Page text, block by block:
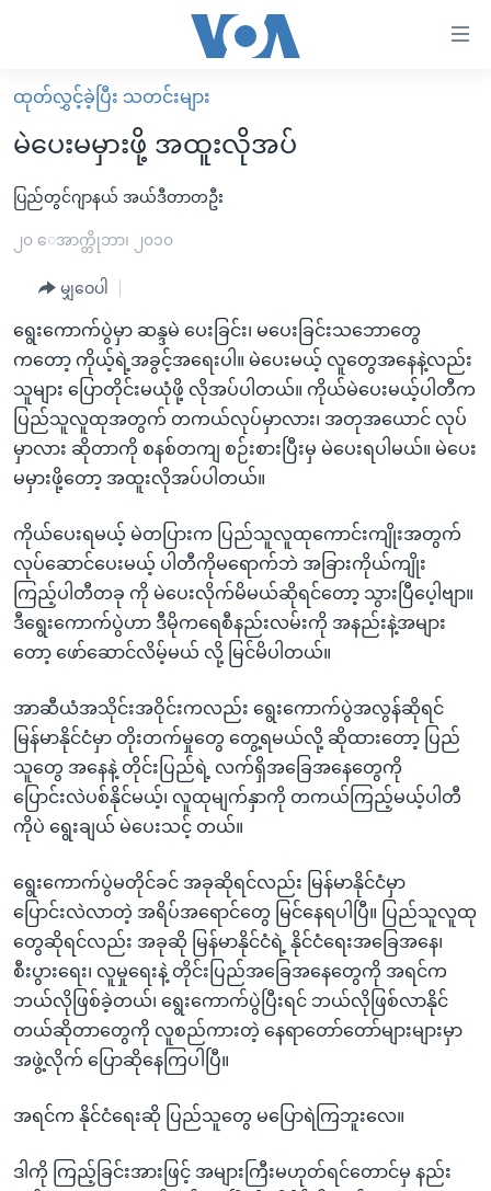
လွယ်ကူ
စေ
Link
များ
အကြောင်းအရာ
ကြည့်
ရန်
ပင်မ
ညွန်း
စာမျက်နှာ
သို့
ကျော်
ကြည့်
ရှာဖွေ
ရန်
နေရာ
သို့
ကျော်
မူလစာမျက်နှာ
မြန်မာ
ကမ္ဘာ့သတင်းများ
နိုင်ငံတကာ
အစ္စရေး-ပါလက်စတိုင်း
ဗွီဒီယို
အင်္ဂလိပ်စာလေ့လာမယ်
အမေရိကန်သုံးအီဒီယံ
မကြေးမုံရဲ့ အင်္ဂလိပ်စာ
ရုပ်ရှင်ထဲက အင်္ဂလိပ်စာ
အပတ်စဉ်ကဏ္ဍများ
ရေဒီယို
တီဗွီ
ရေဒီယိုနှင့်ရုပ်သံ အချက်အလက်များ
ရေဒီယို/တီဗွီအစီအစဉ်
Learning English
ဗွီအိုအေ လူမှုကွန်ယက်များ
ဘာသာစကားများ
ထုတ်လွှင့်ခဲ့ပြီး သတင်းများ
မဲပေးမမှားဖို့ အထူးလိုအပ်
ပြည်တွင်ဂျာနယ် အယ်ဒီတာတဦး
၂၀ ေအာက္တိုဘာ၊ ၂၀၁၀
မျှဝေပါ
ရွေးကောက်ပွဲမှာ ဆန္ဒမဲ ပေးခြင်း၊ မပေးခြင်းသဘောတွေ
ကတော့ ကိုယ့်ရဲ့အခွင့်အရေးပါ။ မဲပေးမယ့် လူတွေအနေနဲ့လည်း
သူများ ပြောတိုင်းမယုံဖို့ လိုအပ်ပါတယ်။ ကိုယ်မဲပေးမယ့်ပါတီက
ပြည်သူလူထုအတွက် တကယ်လုပ်မှာလား၊ အတုအယောင် လုပ်
မှာလား ဆိုတာကို စနစ်တကျ စဉ်းစားပြီးမှ မဲပေးရပါမယ်။ မဲပေး
မမှားဖို့တော့ အထူးလိုအပ်ပါတယ်။
ကိုယ်ပေးရမယ့် မဲတပြားက ပြည်သူလူထုကောင်းကျိုးအတွက်
လုပ်ဆောင်ပေးမယ့် ပါတီကိုမရောက်ဘဲ အခြားကိုယ်ကျိုး
ကြည့်ပါတီတခု ကို မဲပေးလိုက်မိမယ်ဆိုရင်တော့ သွားပြီပေ့ါဗျာ။
ဒီရွေးကောက်ပွဲဟာ ဒီမိုကရေစီနည်းလမ်းကို အနည်းနဲ့အများ
တော့ ဖော်ဆောင်လိမ့်မယ် လို့ မြင်မိပါတယ်။
အာဆီယံအသိုင်းအဝိုင်းကလည်း ရွေးကောက်ပွဲအလွန်ဆိုရင်
မြန်မာနိုင်ငံမှာ တိုးတက်မှုတွေ တွေ့ရမယ်လို့ ဆိုထားတော့ ပြည်
သူတွေ အနေနဲ့ တိုင်းပြည်ရဲ့ လက်ရှိအခြေအနေတွေကို
ပြောင်းလဲပစ်နိုင်မယ့်၊ လူထုမျက်နှာကို တကယ်ကြည့်မယ့်ပါတီ
ကိုပဲ ရွေးချယ် မဲပေးသင့် တယ်။
ရွေးကောက်ပွဲမတိုင်ခင် အခုဆိုရင်လည်း မြန်မာနိုင်ငံမှာ
ပြောင်းလဲလာတဲ့ အရိပ်အရောင်တွေ မြင်နေရပါပြီ။ ပြည်သူလူထု
တွေဆိုရင်လည်း အခုဆို မြန်မာနိုင်ငံရဲ့ နိုင်ငံရေးအခြေအနေ၊
စီးပွားရေး၊ လူမှုရေးနဲ့ တိုင်းပြည်အခြေအနေတွေကို အရင်က
ဘယ်လိုဖြစ်ခဲ့တယ်၊ ရွေးကောက်ပွဲပြီးရင် ဘယ်လိုဖြစ်လာနိုင်
တယ်ဆိုတာတွေကို လူစည်ကားတဲ့ နေရာတော်တော်များများမှာ
အဖွဲ့လိုက် ပြောဆိုနေကြပါပြီ။
အရင်က နိုင်ငံရေးဆို ပြည်သူတွေ မပြောရဲကြဘူးလေ။
ဒါကို ကြည့်ခြင်းအားဖြင့် အများကြီးမဟုတ်ရင်တောင်မှ နည်း